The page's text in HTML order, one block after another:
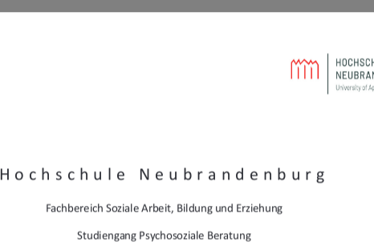
Hochschule Neubrandenburg
Fachbereich Soziale Arbeit, Bildung und Erziehung
Studiengang Psychosoziale Beratung